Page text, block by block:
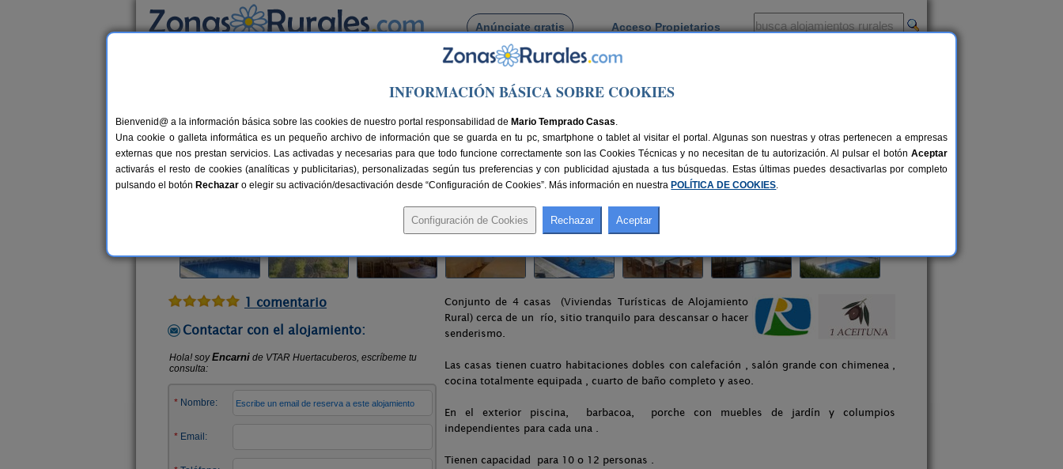
Anúnciate gratis Acceso Propietarios
Busca por pueblo
Alhama de Granada> VTAR Huertacuberos
VTAR Huertacuberos
Vivienda turística en Alhama de Granada (Granada)
Alquiler completo 10-48 plazas 58 km de Granada Compartir:
1 comentario
Contactar con el alojamiento:
Conjunto de 4 casas (Viviendas Turísticas de Alojamiento
Rural) cerca de un río, sitio tranquilo para descansar o hacer
senderismo.
Las casas tienen cuatro habitaciones dobles con calefación , salón grande con chimenea ,
cocina totalmente equipada , cuarto de baño completo y aseo.
En el exterior piscina, barbacoa, porche con muebles de jardín y columpios
independientes para cada una .
Tienen capacidad para 10 o 12 personas .
INFORMACIÓN BÁSICA SOBRE COOKIES
Bienvenid@ a la información básica sobre las cookies de nuestro portal responsabilidad de Mario Temprado Casas.
Una cookie o galleta informática es un pequeño archivo de información que se guarda en tu pc, smartphone o tablet al visitar el portal. Algunas son nuestras y otras pertenecen a empresas
externas que nos prestan servicios. Las activadas y necesarias para que todo funcione correctamente son las Cookies Técnicas y no necesitan de tu autorización. Al pulsar el botón Aceptar
activarás el resto de cookies (analíticas y publicitarias), personalizadas según tus preferencias y con publicidad ajustada a tus búsquedas. Estas últimas puedes desactivarlas por completo
pulsando el botón Rechazar o elegir su activación/desactivación desde “Configuración de Cookies”. Más información en nuestra POLÍTICA DE COOKIES.